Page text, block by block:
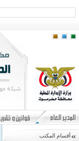
أقسام المكتب